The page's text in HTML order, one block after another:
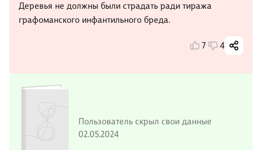
Деревья не должны были страдать ради тиража
графоманского инфантильного бреда.
7 4
Пользователь скрыл свои данные
02.05.2024